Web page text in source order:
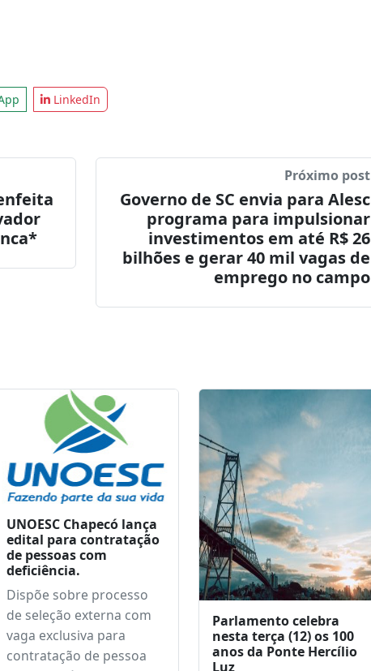
LinkedIn
Próximo post
Governo de SC envia para Alesc
emprego no campo
UNOESC Chapecó lança
edital para contratação
de pessoas com